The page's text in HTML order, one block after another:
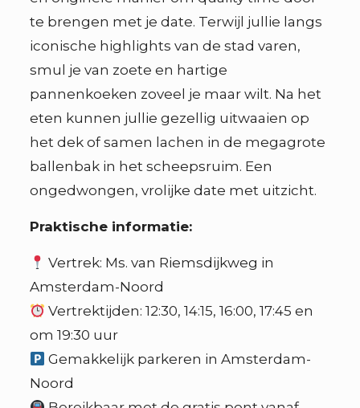
te brengen met je date. Terwijl jullie langs
iconische highlights van de stad varen,
smul je van zoete en hartige
pannenkoeken zoveel je maar wilt. Na het
eten kunnen jullie gezellig uitwaaien op
het dek of samen lachen in de megagrote
ballenbak in het scheepsruim. Een
ongedwongen, vrolijke date met uitzicht.
Praktische informatie:
Vertrek: Ms. van Riemsdijkweg in
Amsterdam-Noord
Vertrektijden: 12:30, 14:15, 16:00, 17:45 en
om 19:30 uur
Gemakkelijk parkeren in Amsterdam-
Noord